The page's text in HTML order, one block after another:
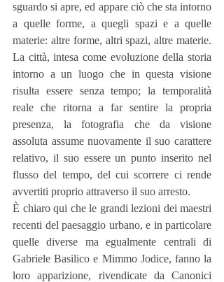
sguardo si apre, ed appare ciò che sta intorno
a quelle forme, a quegli spazi e a quelle
materie: altre forme, altri spazi, altre materie.
La città, intesa come evoluzione della storia
intorno a un luogo che in questa visione
risulta essere senza tempo; la temporalità
reale che ritorna a far sentire la propria
presenza, la fotografia che da visione
assoluta assume nuovamente il suo carattere
relativo, il suo essere un punto inserito nel
flusso del tempo, del cui scorrere ci rende
avvertiti proprio attraverso il suo arresto.
È chiaro qui che le grandi lezioni dei maestri
recenti del paesaggio urbano, e in particolare
quelle diverse ma egualmente centrali di
Gabriele Basilico e Mimmo Jodice, fanno la
loro apparizione, rivendicate da Canonici